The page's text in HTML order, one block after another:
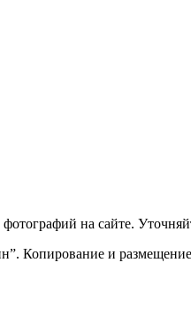
на сайте.
Копирование и